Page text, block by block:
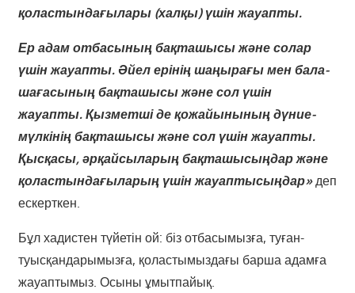
қоластындағылары (халқы) үшін жауапты.
Ер адам отбасының бақташысы және солар
үшін жауапты. Әйел ерінің шаңырағы мен бала-
шағасының бақташысы және сол үшін
жауапты. Қызметші де қожайынының дүние-
мүлкінің бақташысы және сол үшін жауапты.
Қысқасы, әрқайсыларың бақташысыңдар және
қоластындағыларың үшін жауаптысыңдар»деп
ескерткен.
Бұл хадистен түйетін ой: біз отбасымызға, туған-
туысқандарымызға, қоластымыздағы барша адамға
жауаптымыз. Осыны ұмытпайық.